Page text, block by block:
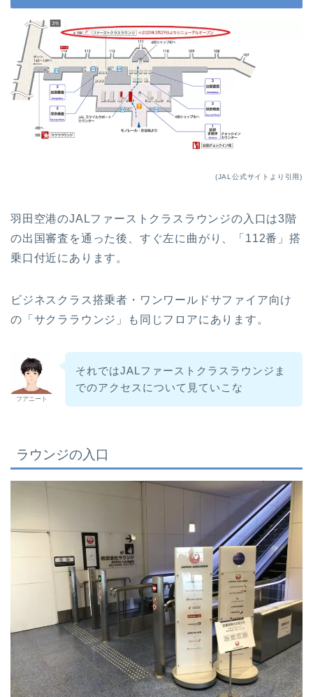
(JAL公式サイトより引用)
羽田空港のJALファーストクラスラウンジの入口は3階
の出国審査を通った後、すぐ左に曲がり、「112番」搭
乗口付近にあります。
ビジネスクラス搭乗者・ワンワールドサファイア向け
の「サクララウンジ」も同じフロアにあります。
フアニート
それではJALファーストクラスラウンジま
でのアクセスについて見ていこな
ラウンジの入口